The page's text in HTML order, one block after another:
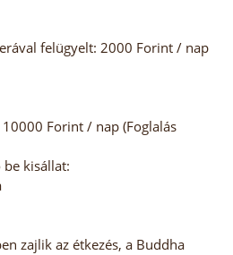
felügyelt: 2000 Forint / nap
Forint / nap (Foglalás
kisállat:
zajlik az étkezés, a Buddha